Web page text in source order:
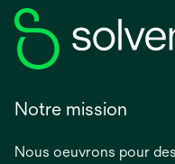
Notre mission
Nous oeuvrons pour